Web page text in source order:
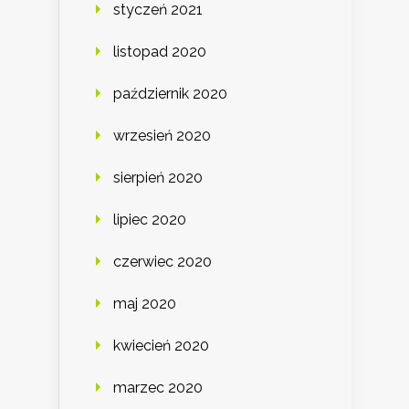
styczeń 2021
listopad 2020
październik 2020
wrzesień 2020
sierpień 2020
lipiec 2020
czerwiec 2020
maj 2020
kwiecień 2020
marzec 2020